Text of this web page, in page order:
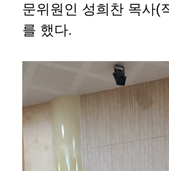
문위원인 성희찬 목사(
를 했다.